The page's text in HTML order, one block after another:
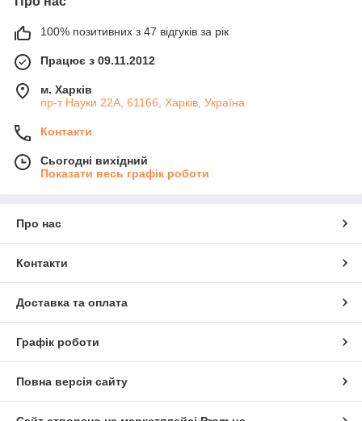
100% позитивних з 47 відгуків за рік
Працює з 09.11.2012
м. Харків
пр-т Науки 22А, 61166, Харків, Україна
Контакти
Сьогодні вихідний
Показати весь графік роботи
Про нас
Контакти
Доставка та оплата
Графік роботи
Повна версія сайту